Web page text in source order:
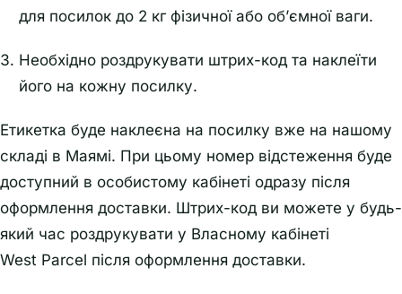
для посилок до 2 кг фізичної або об’ємної ваги.
Необхідно роздрукувати штрих-код та наклеїти
його на кожну посилку.
Етикетка буде наклеєна на посилку вже на нашому
складі в Маямі. При цьому номер відстеження буде
доступний в особистому кабінеті одразу після
оформлення доставки. Штрих-код ви можете у будь-
який час роздрукувати у Власному кабінеті
West Parcel після оформлення доставки.